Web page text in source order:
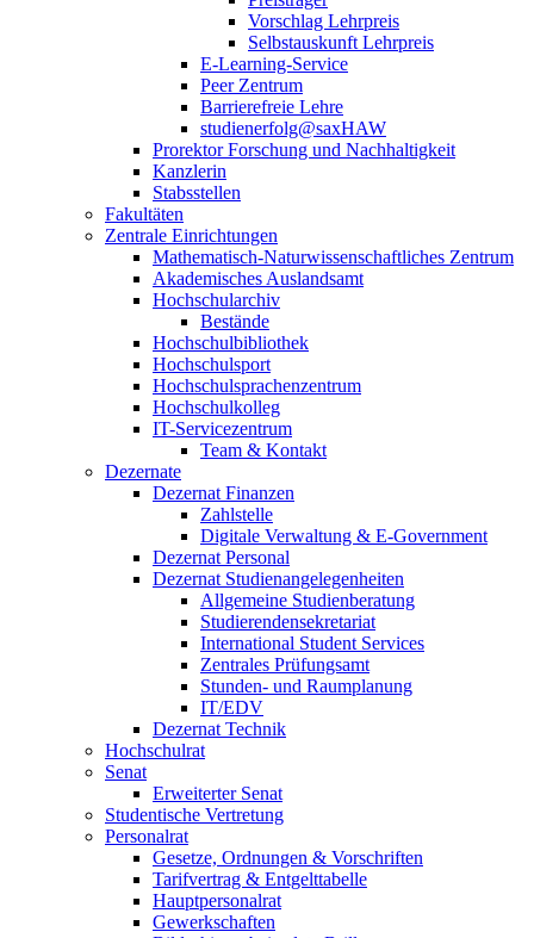
Vorschlag Lehrpreis
Selbstauskunft Lehrpreis
E-Learning-Service
Peer Zentrum
Barrierefreie Lehre
studienerfolg@saxHAW
Prorektor Forschung und Nachhaltigkeit
Kanzlerin
Stabsstellen
Fakultäten
Zentrale Einrichtungen
Mathematisch-Naturwissenschaftliches Zentrum
Akademisches Auslandsamt
Hochschularchiv
Bestände
Hochschulbibliothek
Hochschulsport
Hochschulsprachenzentrum
Hochschulkolleg
IT-Servicezentrum
Team & Kontakt
Dezernate
Dezernat Finanzen
Zahlstelle
Digitale Verwaltung & E-Government
Dezernat Personal
Dezernat Studienangelegenheiten
Allgemeine Studienberatung
Studierendensekretariat
International Student Services
Zentrales Prüfungsamt
Stunden- und Raumplanung
IT/EDV
Dezernat Technik
Hochschulrat
Senat
Erweiterter Senat
Studentische Vertretung
Personalrat
Gesetze, Ordnungen & Vorschriften
Tarifvertrag & Entgelttabelle
Hauptpersonalrat
Gewerkschaften